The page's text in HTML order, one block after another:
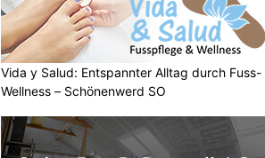
Vida y Salud: Entspannter Alltag durch Fuss-
Wellness – Schönenwerd SO